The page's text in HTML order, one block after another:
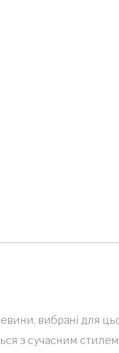
вибрані для
з сучасним